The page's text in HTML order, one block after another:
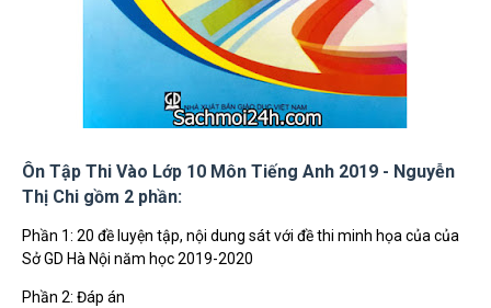
Ôn Tập Thi Vào Lớp 10 Môn Tiếng Anh 2019 - Nguyễn
Thị Chi gồm 2 phần:
Phần 1: 20 đề luyện tập, nội dung sát với đề thi minh họa của của
Sở GD Hà Nội năm học 2019-2020
Phần 2: Đáp án